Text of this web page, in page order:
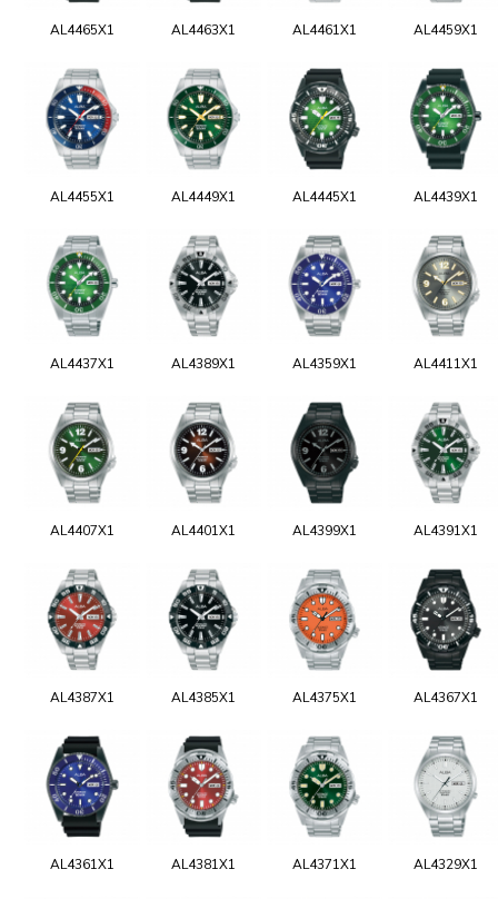
AL4465X1 AL4463X1 AL4461X1 AL4459X1
AL4455X1 AL4449X1 AL4445X1 AL4439X1
AL4437X1 AL4389X1 AL4359X1 AL4411X1
AL4407X1 AL4401X1 AL4399X1 AL4391X1
AL4387X1 AL4385X1 AL4375X1 AL4367X1
AL4361X1 AL4381X1 AL4371X1 AL4329X1